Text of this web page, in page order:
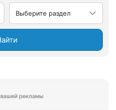
Выберите раздел